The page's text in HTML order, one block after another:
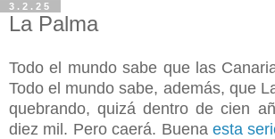
3.2.25
La Palma
Todo el mundo sabe que las
Todo el mundo sabe, además, que
quebrando, quizá dentro de cien
diez mil. Pero caerá. Buena esta